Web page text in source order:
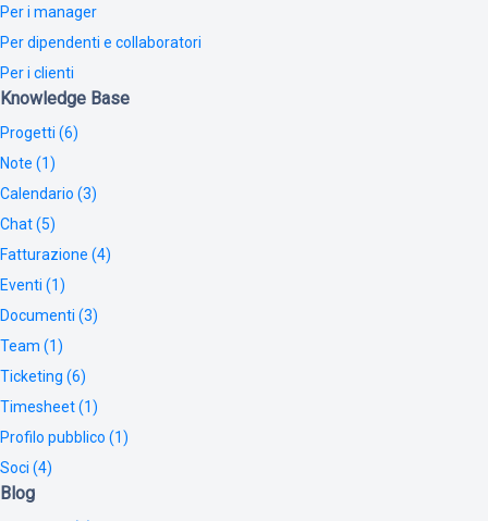
Per i manager
Per dipendenti e collaboratori
Per i clienti
Knowledge Base
Progetti (6)
Note (1)
Calendario (3)
Chat (5)
Fatturazione (4)
Eventi (1)
Documenti (3)
Team (1)
Ticketing (6)
Timesheet (1)
Profilo pubblico (1)
Soci (4)
Blog